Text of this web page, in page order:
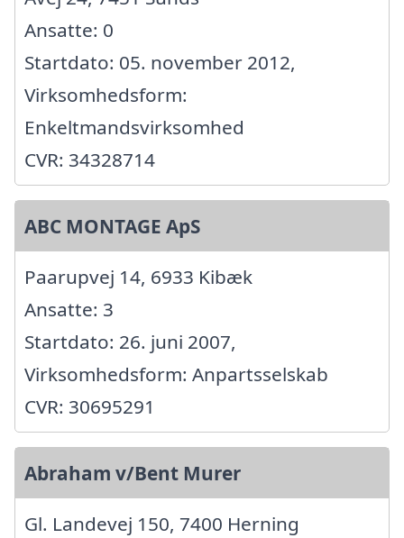
Ansatte: 0
Startdato: 05. november 2012,
Virksomhedsform:
Enkeltmandsvirksomhed
CVR: 34328714
ABC MONTAGE ApS
Paarupvej 14, 6933 Kibæk
Ansatte: 3
Startdato: 26. juni 2007,
Virksomhedsform: Anpartsselskab
CVR: 30695291
Abraham v/Bent Murer
Gl. Landevej 150, 7400 Herning